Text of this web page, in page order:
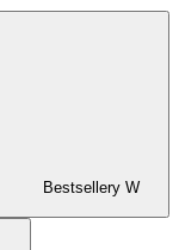
Bestsellery W